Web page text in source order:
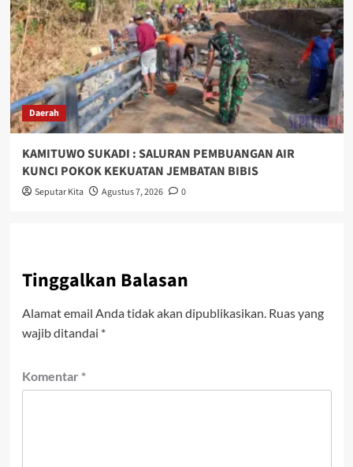
Daerah
KAMITUWO SUKADI : SALURAN PEMBUANGAN AIR
KUNCI POKOK KEKUATAN JEMBATAN BIBIS
Seputar Kita Agustus 7, 2026 0
Tinggalkan Balasan
Alamat email Anda tidak akan dipublikasikan. Ruas yang
wajib ditandai *
Komentar *